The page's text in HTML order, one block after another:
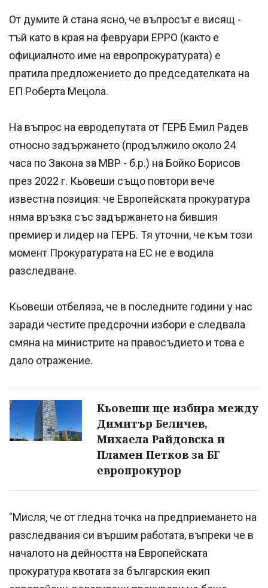
От думите й стана ясно, че въпросът е висящ -
тъй като в края на февруари EPPO (както е
официалното име на европрокуратурата) е
пратила предложението до председателката на
ЕП Роберта Мецола.
На въпрос на евродепутата от ГЕРБ Емил Радев
относно задържането (продължило около 24
часа по Закона за МВР - б.р.) на Бойко Борисов
през 2022 г. Кьовеши също повтори вече
известна позиция: че Европейската прокуратура
няма връзка със задържането на бившия
премиер и лидер на ГЕРБ. Тя уточни, че към този
момент Прокуратурата на ЕС не е водила
разследване.
Кьовеши отбеляза, че в последните години у нас
заради честите предсрочни избори е следвала
смяна на министрите на правосъдието и това е
дало отражение.
Кьовеши ще избира между
Димитър Беличев,
Михаела Райдовска и
Пламен Петков за БГ
европрокурор
"Мисля, че от гледна точка на предприемането на
разследвания си вършим работата, въпреки че в
началото на дейността на Европейската
прокуратура квотата за българския екип